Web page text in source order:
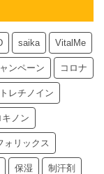
saika VitalMe
ンペーン コロナ
トレチノイン
ノン
ォリックス
保湿 制汗剤